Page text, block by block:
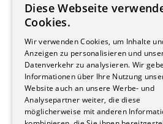
Hersteller/Lieferanten
Bauherrschaften
Stockwerkeigentum
Reportagen
Wohnungen
Renovierungen
Innere Umbauten
Gastgewerbe und Tourismus
Diese Webseite
Cookies.
Wir verwenden Cookies, um Inhalte
Anzeigen zu personalisieren und
Datenverkehr zu analysieren. Wir
Informationen über Ihre Nutzung
Website auch an unsere Werbe- und
Analysepartner weiter, die diese
möglicherweise mit anderen